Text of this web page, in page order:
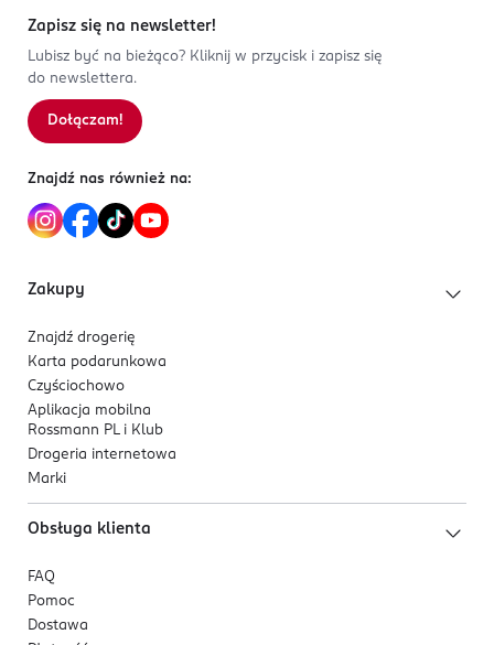
Domaniewska 41
02-672
consumerservice.pl@henkel.com
225656000
PL-Polska
Kod EAN
9 000101 707625
2
1
0%
Sortowanie wg
Zapisz się na newsletter!
Lubisz być na bieżąco? Kliknij w przycisk i zapisz się
do newslettera.
Dołączam!
Znajdź nas również na:
Zakupy
Znajdź drogerię
Karta podarunkowa
Czyściochowo
Aplikacja mobilna
Rossmann PL i Klub
Drogeria internetowa
Marki
Obsługa klienta
FAQ
Pomoc
Dostawa